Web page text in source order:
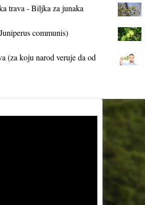
trava - Biljka za junaka
communis)
(za koju narod veruje da od